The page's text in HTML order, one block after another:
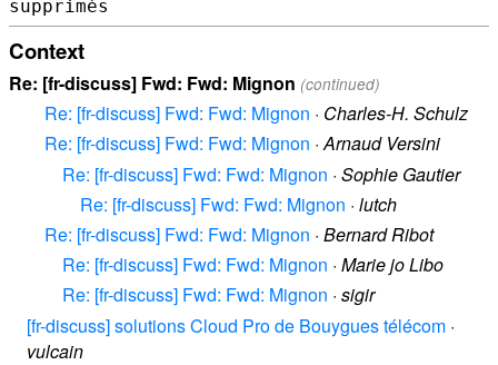
Context
Re: [fr-discuss] Fwd: Fwd: Mignon (continued)
Re: [fr-discuss] Fwd: Fwd: Mignon · Charles-H. Schulz
Re: [fr-discuss] Fwd: Fwd: Mignon ·Arnaud Versini
Re: [fr-discuss] Fwd: Fwd: Mignon · Sophie Gautier
Re: [fr-discuss] Fwd: Fwd: Mignon · lutch
Re: [fr-discuss] Fwd: Fwd: Mignon · Bernard Ribot
Re: [fr-discuss] Fwd: Fwd: Mignon · Marie jo Libo
Re: [fr-discuss] Fwd: Fwd: Mignon · sigir
[fr-discuss] solutions Cloud Pro de Bouygues télécom ·
vulcain